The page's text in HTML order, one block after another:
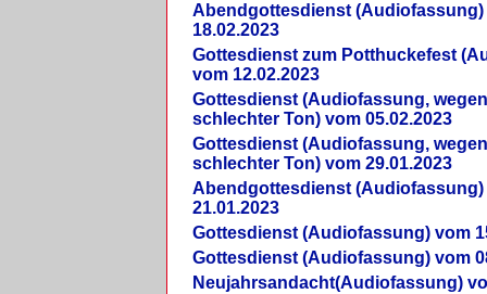
Abendgottesdienst (Audiofassung)
18.02.2023
Gottesdienst zum Potthuckefest
vom 12.02.2023
Gottesdienst (Audiofassung,
schlechter Ton) vom 05.02.2023
Gottesdienst (Audiofassung,
schlechter Ton) vom 29.01.2023
Abendgottesdienst (Audiofassung)
21.01.2023
Gottesdienst (Audiofassung) vom
Gottesdienst (Audiofassung) vom
Neujahrsandacht(Audiofassung)